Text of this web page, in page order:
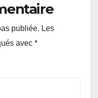
publiée. Les
avec *